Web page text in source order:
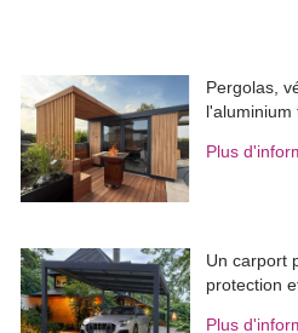
Pergolas,
l'aluminium
Plus
Un carport
protection
Plus